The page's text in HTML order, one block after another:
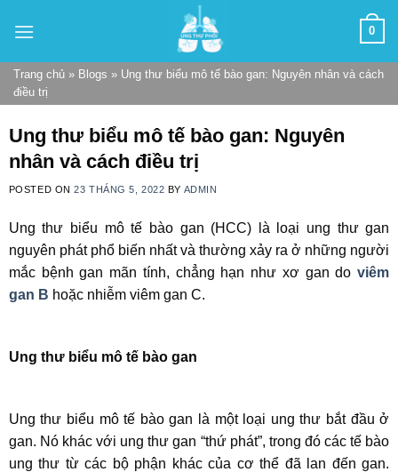
0
Trang chủ » Blogs » Ung thư biểu mô tế bào gan: Nguyên nhân và cách
điều trị
Ung thư biểu mô tế bào gan: Nguyên
nhân và cách điều trị
POSTED ON23 THÁNG 5, 2022 BY ADMIN
Ung thư biểu mô tế bào gan (HCC) là loại ung thư gan
nguyên phát phổ biến nhất và thường xảy ra ở những người
mắc bệnh gan mãn tính, chẳng hạn như xơ gan doviêm
gan B hoặc nhiễm viêm gan C.
Ung thư biểu mô tế bào gan
Ung thư biểu mô tế bào gan là một loại ung thư bắt đầu ở
gan. Nó khác với ung thư gan “thứ phát”, trong đó các tế bào
ung thư từ các bộ phận khác của cơ thể đã lan đến gan.